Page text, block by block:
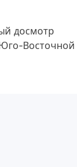
досмотр
Восточной